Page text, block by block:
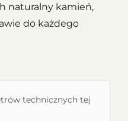
naturalny kamień,
do każdego
technicznych tej